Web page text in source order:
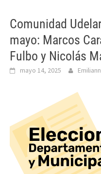
Comunidad
mayo: Marcos
Fulbo y Nicolás
mayo 14, 2025